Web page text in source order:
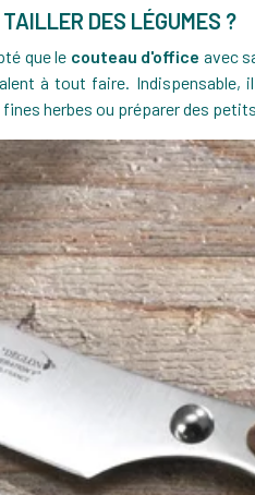
OU SA POÊLE
18 Likes
?
2
DES LÉGUMES ?
que le couteau d'office avec
à tout faire.
herbes ou préparer des